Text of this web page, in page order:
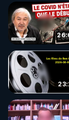
▶ 30 jours
de bien-être
Rendez-
le code :